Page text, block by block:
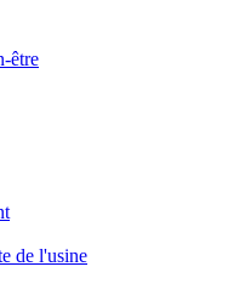
être
de l'usine